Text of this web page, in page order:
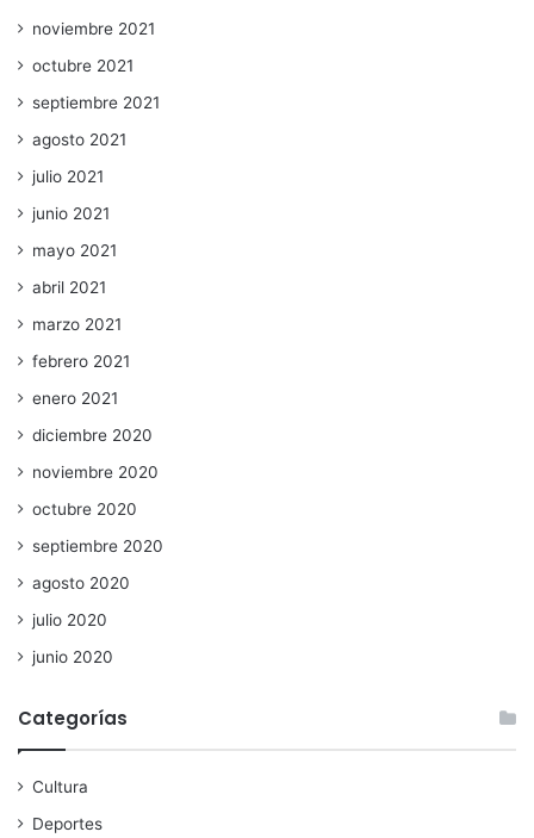
noviembre 2021
octubre 2021
septiembre 2021
agosto 2021
julio 2021
junio 2021
mayo 2021
abril 2021
marzo 2021
febrero 2021
enero 2021
diciembre 2020
noviembre 2020
octubre 2020
septiembre 2020
agosto 2020
julio 2020
junio 2020
Categorías
Cultura
Deportes